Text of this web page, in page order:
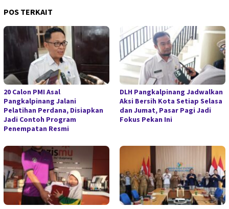
POS TERKAIT
20 Calon PMI Asal
Pangkalpinang Jalani
Pelatihan Perdana, Disiapkan
Jadi Contoh Program
Penempatan Resmi
DLH Pangkalpinang Jadwalkan
Aksi Bersih Kota Setiap Selasa
dan Jumat, Pasar Pagi Jadi
Fokus Pekan Ini